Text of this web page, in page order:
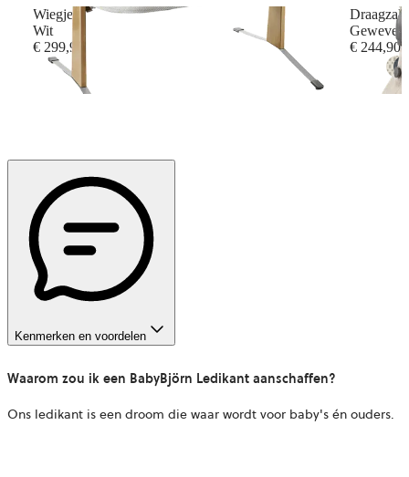
Wiegje
Wit
€ 299,90
Geweven
€ 244,90
Kenmerken en voordelen
Waarom zou ik een BabyBjörn Ledikant aanschaffen?
Ons ledikant is een droom die waar wordt voor baby's én ouders.